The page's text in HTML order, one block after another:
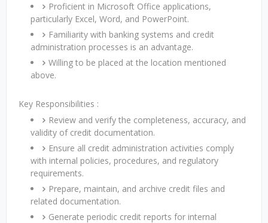
Proficient in Microsoft Office applications,
particularly Excel, Word, and PowerPoint.
Familiarity with banking systems and credit
administration processes is an advantage.
Willing to be placed at the location mentioned
above.
Key Responsibilities :
Review and verify the completeness, accuracy, and
validity of credit documentation.
Ensure all credit administration activities comply
with internal policies, procedures, and regulatory
requirements.
Prepare, maintain, and archive credit files and
related documentation.
Generate periodic credit reports for internal